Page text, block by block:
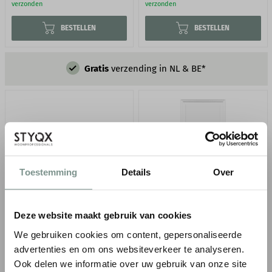
Toestemming Details Over
Deze website maakt gebruik van cookies
We gebruiken cookies om content, gepersonaliseerde
advertenties en om ons websiteverkeer te analyseren.
Ook delen we informatie over uw gebruik van onze site
verzonden
BESTELLEN
verzonden
BESTELLEN
Gratis verzending in NL & BE*
L 55,0 x B 22,0 cm
Makkelijk op maat te
maken met een zaag
Met muurverf
L 90,5 x B 55,0 cm
Makkelijk op maat te
maken met een zaag
Met muurverf